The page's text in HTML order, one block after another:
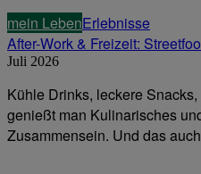
mein LebenErlebnisse
After-Work & Freizeit:
Juli 2026
Kühle Drinks, leckere
genießt man Kulinarisches
Zusammensein. Und das